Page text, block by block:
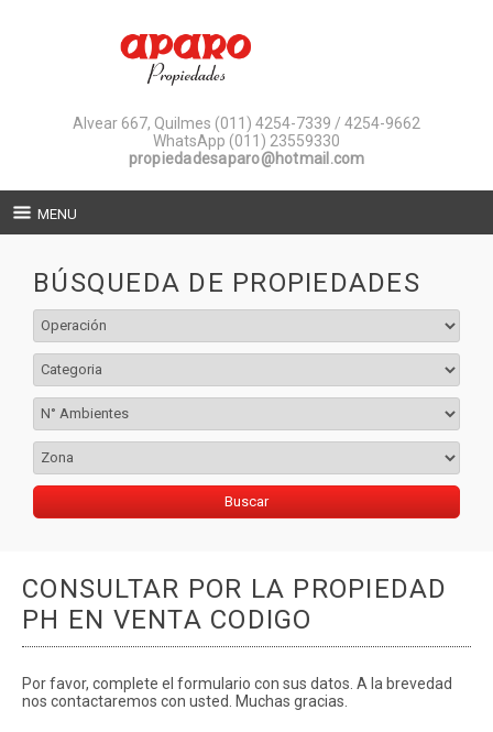
Alvear 667, Quilmes (011) 4254-7339 / 4254-9662
WhatsApp (011) 23559330
propiedadesaparo@hotmail.com
MENU
BÚSQUEDA DE PROPIEDADES
CONSULTAR POR LA PROPIEDAD
PH EN VENTA CODIGO
Por favor, complete el formulario con sus datos. A la brevedad
nos contactaremos con usted. Muchas gracias.